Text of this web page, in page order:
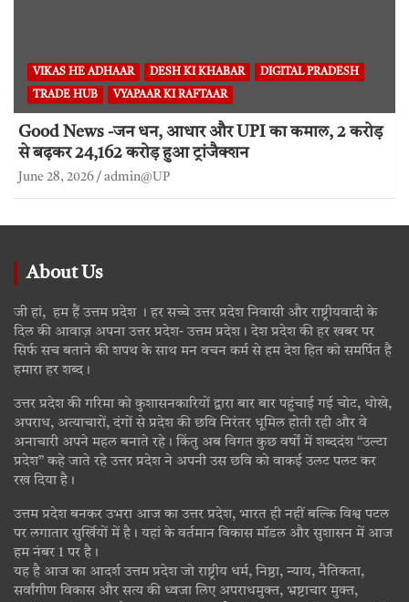
VIKAS HE ADHAAR DESH KI KHABAR DIGITAL PRADESH
TRADE HUB VYAPAAR KI RAFTAAR
Good News -जन धन, आधार और UPI का कमाल, 2 करोड़
से बढ़कर 24,162 करोड़ हुआ ट्रांजैक्शन
June 28, 2026 admin@UP
About Us
जी हां, हम हैं उत्तम प्रदेश । हर सच्चे उत्तर प्रदेश निवासी और राष्ट्रीयवादी के
दिल की आवाज़ अपना उत्तर प्रदेश- उत्तम प्रदेश। देश प्रदेश की हर खबर पर
सिर्फ सच बताने की शपथ के साथ मन वचन कर्म से हम देश हित को समर्पित है
हमारा हर शब्द।
उत्तर प्रदेश की गरिमा को कुशासनकारियों द्वारा बार बार पहुंचाई गई चोट, धोखे,
अपराध, अत्याचारों, दंगों से प्रदेश की छवि निरंतर धूमिल होती रही और वे
अनाचारी अपने महल बनाते रहे। किंतु अब विगत कुछ वर्षों में शब्ददंश “उल्टा
प्रदेश” कहे जाते रहे उत्तर प्रदेश ने अपनी उस छवि को वाकई उलट पलट कर
रख दिया है।
उत्तम प्रदेश बनकर उभरा आज का उत्तर प्रदेश, भारत ही नहीं बल्कि विश्व पटल
पर लगातार सुर्खियों में है। यहां के वर्तमान विकास मॉडल और सुशासन में आज
हम नंबर 1 पर है।
यह है आज का आदर्श उत्तम प्रदेश जो राष्ट्रीय धर्म, निष्ठा, न्याय, नैतिकता,
सर्वांगीण विकास और सत्य की ध्वजा लिए अपराधमुक्त, भ्रष्टाचार मुक्त,